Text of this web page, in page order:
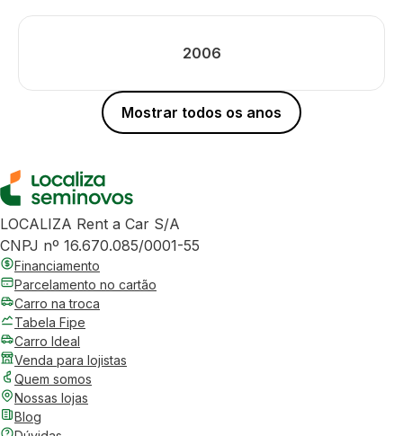
2006
Mostrar todos os anos
LOCALIZA Rent a Car S/A
CNPJ nº 16.670.085/0001-55
Financiamento
Parcelamento no cartão
Carro na troca
Tabela Fipe
Carro Ideal
Venda para lojistas
Quem somos
Nossas lojas
Blog